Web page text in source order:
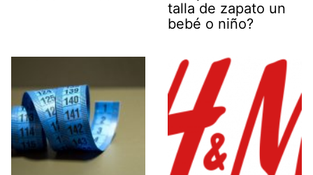
talla de zapato un
bebé o niño?